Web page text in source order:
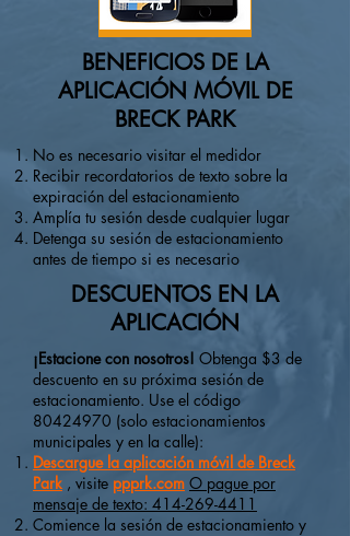
BENEFICIOS DE LA
APLICACIÓN MÓVIL DE
BRECK PARK
No es necesario visitar el medidor
Recibir recordatorios de texto sobre la
expiración del estacionamiento
Amplía tu sesión desde cualquier lugar
Detenga su sesión de estacionamiento
antes de tiempo si es necesario
DESCUENTOS EN LA
APLICACIÓN
¡Estacione con nosotros! Obtenga $3 de
descuento en su próxima sesión de
estacionamiento. Use el código
80424970 (solo estacionamientos
municipales y en la calle):
Descargue la aplicación móvil de Breck
Park , visite ppprk.com O pague por
mensaje de texto: 414-269-4411
Comience la sesión de estacionamiento y